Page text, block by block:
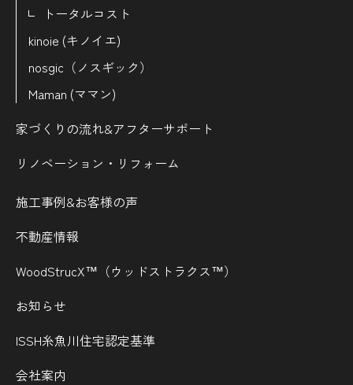
トータルコスト
kinoie (キノイエ)
nosgic（ノスギック）
Maman (ママン)
家づくりの流れ&アフターサポート
リノベーション・リフォーム
施工事例&お客様の声
不動産情報
WoodStrucX™（ウッドストラクス™）
お知らせ
ISSH糸魚川住宅認定基準
会社案内